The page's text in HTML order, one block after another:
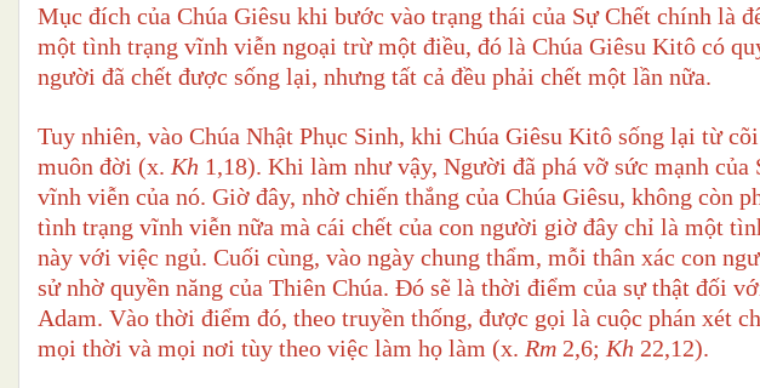
Mục đích của Chúa Giêsu khi bước vào trạng thái của Sự Chết chính là
một tình trạng vĩnh viễn ngoại trừ một điều, đó là Chúa Giêsu Kitô có
người đã chết được sống lại, nhưng tất cả đều phải chết một lần nữa.
Tuy nhiên, vào Chúa Nhật Phục Sinh, khi Chúa Giêsu Kitô sống lại từ
muôn đời (x. Kh 1,18). Khi làm như vậy, Người đã phá vỡ sức mạnh
vĩnh viễn của nó. Giờ đây, nhờ chiến thắng của Chúa Giêsu, không còn
tình trạng vĩnh viễn nữa mà cái chết của con người giờ đây chỉ là một
này với việc ngủ. Cuối cùng, vào ngày chung thẩm, mỗi thân xác con
sử nhờ quyền năng của Thiên Chúa. Đó sẽ là thời điểm của sự thật đối
Adam. Vào thời điểm đó, theo truyền thống, được gọi là cuộc phán xét
mọi thời và mọi nơi tùy theo việc làm họ làm (x. Rm 2,6; Kh 22,12).